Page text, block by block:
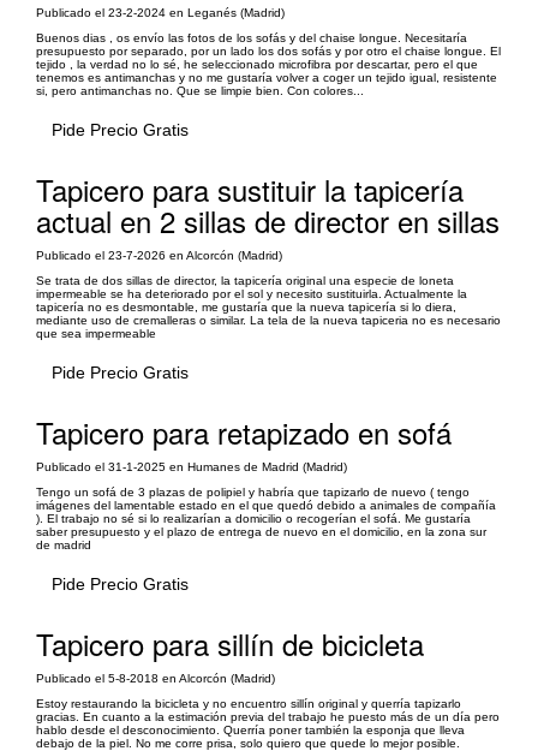
Publicado el 23-2-2024 en Leganés (Madrid)
Buenos dias , os envío las fotos de los sofás y del chaise longue. Necesitaría
presupuesto por separado, por un lado los dos sofás y por otro el chaise longue. El
tejido , la verdad no lo sé, he seleccionado microfibra por descartar, pero el que
tenemos es antimanchas y no me gustaría volver a coger un tejido igual, resistente
si, pero antimanchas no. Que se limpie bien. Con colores...
Pide Precio Gratis
Tapicero para sustituir la tapicería
actual en 2 sillas de director en sillas
Publicado el 23-7-2026 en Alcorcón (Madrid)
Se trata de dos sillas de director, la tapicería original una especie de loneta
impermeable se ha deteriorado por el sol y necesito sustituirla. Actualmente la
tapicería no es desmontable, me gustaría que la nueva tapicería si lo diera,
mediante uso de cremalleras o similar. La tela de la nueva tapiceria no es necesario
que sea impermeable
Pide Precio Gratis
Tapicero para retapizado en sofá
Publicado el 31-1-2025 en Humanes de Madrid (Madrid)
Tengo un sofá de 3 plazas de polipiel y habría que tapizarlo de nuevo ( tengo
imágenes del lamentable estado en el que quedó debido a animales de compañía
). El trabajo no sé si lo realizarían a domicilio o recogerían el sofá. Me gustaría
saber presupuesto y el plazo de entrega de nuevo en el domicilio, en la zona sur
de madrid
Pide Precio Gratis
Tapicero para sillín de bicicleta
Publicado el 5-8-2018 en Alcorcón (Madrid)
Estoy restaurando la bicicleta y no encuentro sillín original y querría tapizarlo
gracias. En cuanto a la estimación previa del trabajo he puesto más de un día pero
hablo desde el desconocimiento. Querría poner también la esponja que lleva
debajo de la piel. No me corre prisa, solo quiero que quede lo mejor posible.